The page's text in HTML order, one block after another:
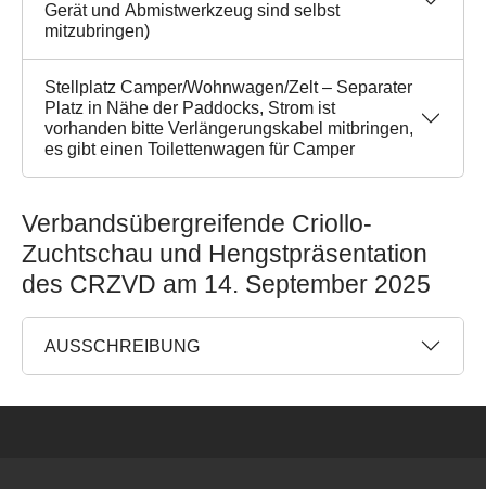
Gerät und Abmistwerkzeug sind selbst
mitzubringen)
Stellplatz Camper/Wohnwagen/Zelt – Separater
Platz in Nähe der Paddocks, Strom ist
vorhanden bitte Verlängerungskabel mitbringen,
es gibt einen Toilettenwagen für Camper
Verbandsübergreifende Criollo-
Zuchtschau und Hengstpräsentation
des CRZVD am 14. September 2025
AUSSCHREIBUNG